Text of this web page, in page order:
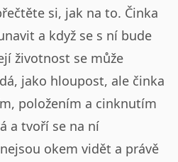
si, jak na to. Činka
a když se s ní bude
životnost se může
jako hloupost, ale činka
položením a cinknutím
a tvoří se na ní
okem vidět a právě